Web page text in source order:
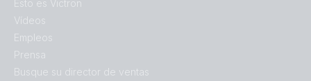
Esto es Victron
Vídeos
Empleos
Prensa
Busque su director de ventas